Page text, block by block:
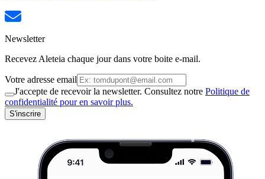
Newsletter
Recevez Aleteia chaque jour dans votre boite e-mail.
Votre adresse email
J'accepte de recevoir la newsletter. Consultez notre Politique de
confidentialité pour en savoir plus.
S'inscrire